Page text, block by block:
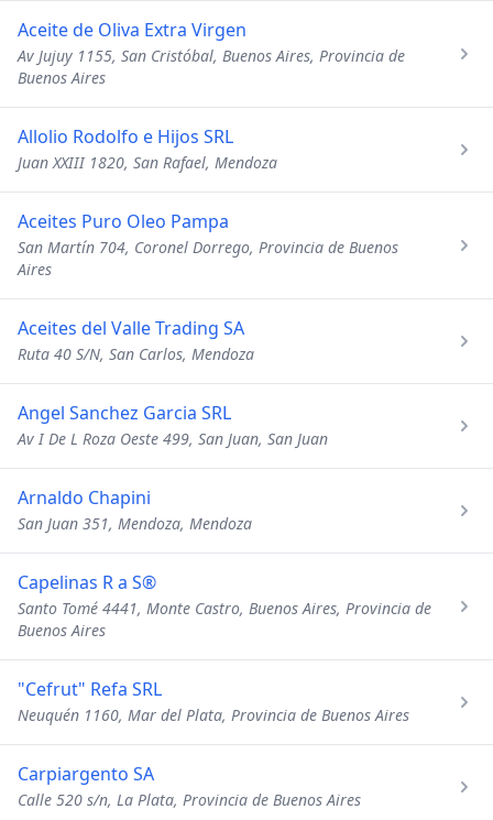
Aceite de Oliva Extra Virgen
Av Jujuy 1155, San Cristóbal, Buenos Aires, Provincia de
Buenos Aires
Allolio Rodolfo e Hijos SRL
Juan XXIII 1820, San Rafael, Mendoza
Aceites Puro Oleo Pampa
San Martín 704, Coronel Dorrego, Provincia de Buenos
Aires
Aceites del Valle Trading SA
Ruta 40 S/N, San Carlos, Mendoza
Angel Sanchez Garcia SRL
Av I De L Roza Oeste 499, San Juan, San Juan
Arnaldo Chapini
San Juan 351, Mendoza, Mendoza
Capelinas R a S®
Santo Tomé 4441, Monte Castro, Buenos Aires, Provincia de
Buenos Aires
"Cefrut" Refa SRL
Neuquén 1160, Mar del Plata, Provincia de Buenos Aires
Carpiargento SA
Calle 520 s/n, La Plata, Provincia de Buenos Aires